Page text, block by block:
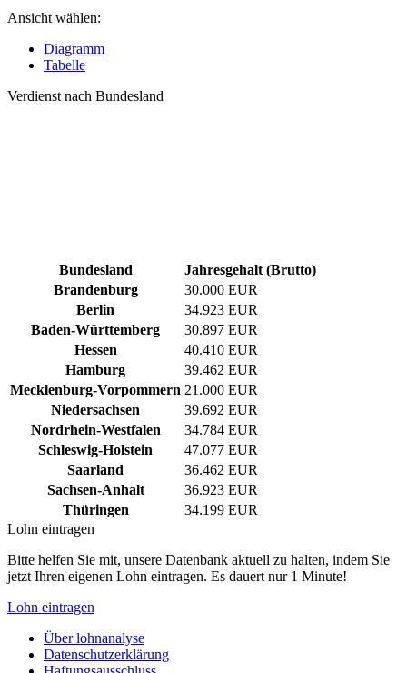
Ansicht wählen:
Diagramm
Tabelle
Verdienst nach Bundesland
Bundesland
Jahresgehalt (Brutto)
Brandenburg
30.000 EUR
Berlin
34.923 EUR
Baden-Württemberg
30.897 EUR
Hessen
40.410 EUR
Hamburg
39.462 EUR
Mecklenburg-Vorpommern 21.000 EUR
Niedersachsen
39.692 EUR
Nordrhein-Westfalen
34.784 EUR
Schleswig-Holstein
47.077 EUR
Saarland
36.462 EUR
Sachsen-Anhalt
36.923 EUR
Thüringen
34.199 EUR
Lohn eintragen
Bitte helfen Sie mit, unsere Datenbank aktuell zu halten, indem Sie
jetzt Ihren eigenen Lohn eintragen. Es dauert nur 1 Minute!
Lohn eintragen
Über lohnanalyse
Datenschutzerklärung